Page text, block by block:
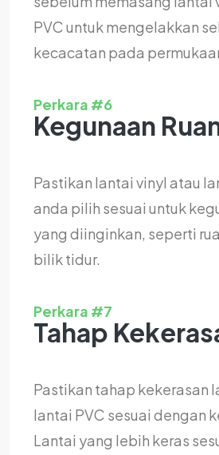
PVC untuk mengelakkan
kecacatan pada
Perkara #6
Kegunaan
Pastikan lantai vinyl atau
anda pilih sesuai untuk
yang diinginkan, seperti
bilik tidur.
Perkara #7
Tahap
Pastikan tahap kekerasan
lantai PVC sesuai dengan
Lantai yang lebih keras